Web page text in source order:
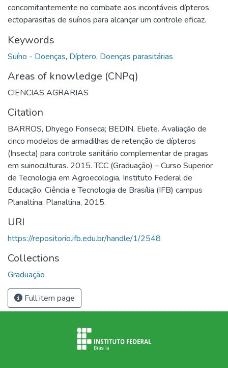
concomitantemente no combate aos incontáveis dípteros
ectoparasitas de suínos para alcançar um controle eficaz.
Keywords
Suíno - Doenças, Díptero, Doenças parasitárias
Areas of knowledge (CNPq)
CIENCIAS AGRARIAS
Citation
BARROS, Dhyego Fonseca; BEDIN, Eliete. Avaliação de
cinco modelos de armadilhas de retenção de dípteros
(Insecta) para controle sanitário complementar de pragas
em suinoculturas. 2015. TCC (Graduação) – Curso Superior
de Tecnologia em Agroecologia, Instituto Federal de
Educação, Ciência e Tecnologia de Brasília (IFB) campus
Planaltina, Planaltina, 2015.
URI
https://repositorio.ifb.edu.br/handle/1/2548
Collections
Graduação
Full item page